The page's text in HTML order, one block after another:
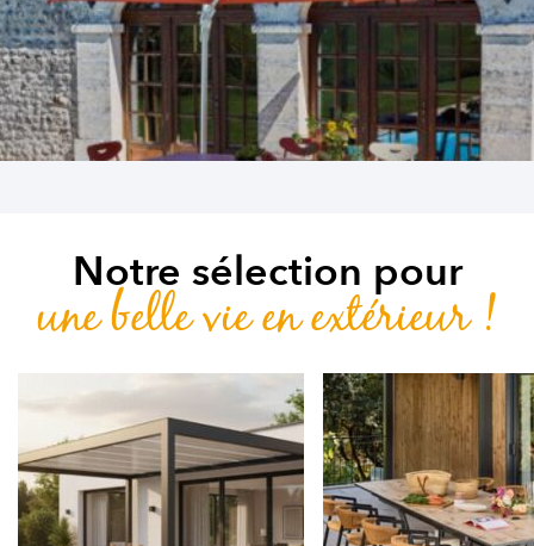
Notre sélection pour
une belle vie en extérieur !